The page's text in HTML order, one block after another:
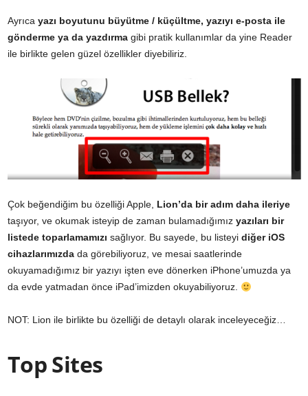
Ayrıca yazı boyutunu büyütme / küçültme, yazıyı e-posta ile
gönderme ya da yazdırma gibi pratik kullanımlar da yine Reader
ile birlikte gelen güzel özellikler diyebiliriz.
Çok beğendiğim bu özelliği Apple, Lion’da bir adım daha ileriye
taşıyor, ve okumak isteyip de zaman bulamadığımız yazıları bir
listede toparlamamızı sağlıyor. Bu sayede, bu listeyi diğer iOS
cihazlarımızda da görebiliyoruz, ve mesai saatlerinde
okuyamadığımız bir yazıyı işten eve dönerken iPhone’umuzda ya
da evde yatmadan önce iPad’imizden okuyabiliyoruz.
NOT: Lion ile birlikte bu özelliği de detaylı olarak inceleyeceğiz…
Top Sites